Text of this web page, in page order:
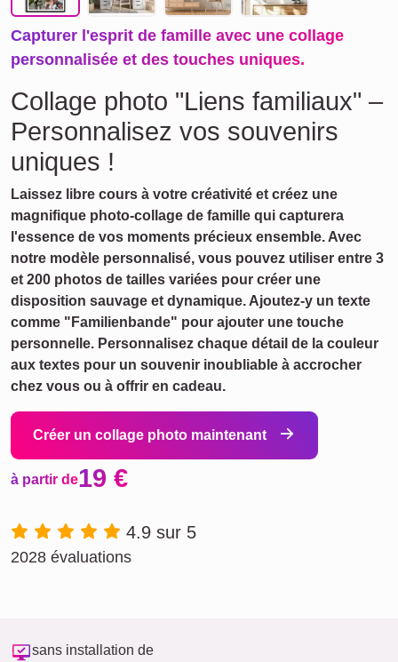
Capturer l'esprit de famille avec une collage
personnalisée et des touches uniques.
Collage photo "Liens familiaux" –
Personnalisez vos souvenirs
uniques !
Laissez libre cours à votre créativité et créez une
magnifique photo-collage de famille qui capturera
l'essence de vos moments précieux ensemble. Avec
notre modèle personnalisé, vous pouvez utiliser entre 3
et 200 photos de tailles variées pour créer une
disposition sauvage et dynamique. Ajoutez-y un texte
comme "Familienbande" pour ajouter une touche
personnelle. Personnalisez chaque détail de la couleur
aux textes pour un souvenir inoubliable à accrocher
chez vous ou à offrir en cadeau.
Créer un collage photo maintenant
à partir de19 €
4.9 sur 5
2028 évaluations
sans installation de